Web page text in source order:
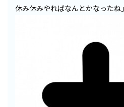
休み休みやればなんとかなったね」